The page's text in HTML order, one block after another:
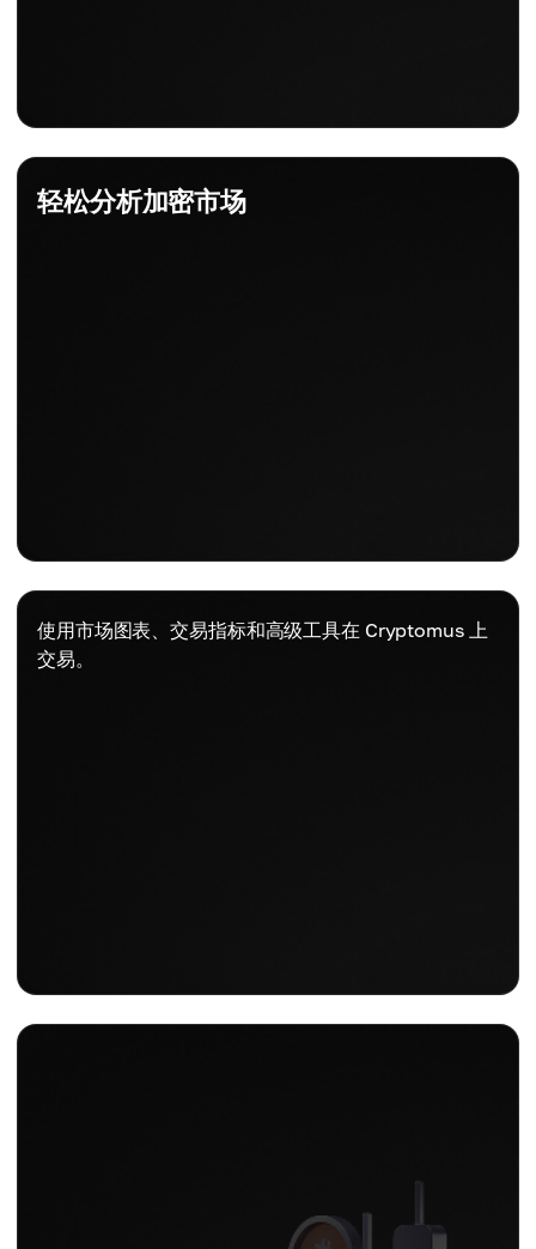
轻松分析加密市场
使用市场图表、交易指标和高级工具在 Cryptomus 上
交易。